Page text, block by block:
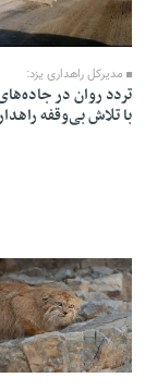
27 Azar 1404 - 16:42
مدیرکل راهداری یزد:
تردد روان در
با تلاش بی‌وقفه
21 Azar 1404 - 18:07